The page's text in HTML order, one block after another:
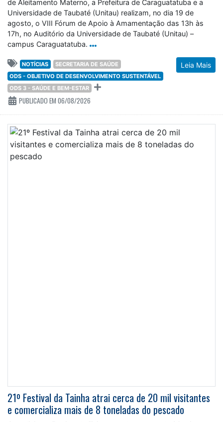
campus Caraguatatuba.
Leia Mais
NOTÍCIAS
SECRETARIA DE SAÚDE
ODS - OBJETIVO DE DESENVOLVIMENTO SUSTENTÁVEL
ODS 3 - SAÚDE E BEM-ESTAR
PUBLICADO EM 06/08/2026
O tradicional Festival da Tainha recebeu cerca de 20 mil
visitantes entre os dias 9 e 12 de julho, na Praça de Eventos
do Porto Novo, na região sul de Caraguatatuba. Em sua 21ª
edição, o evento, que celebra a gastronomia e a cultura